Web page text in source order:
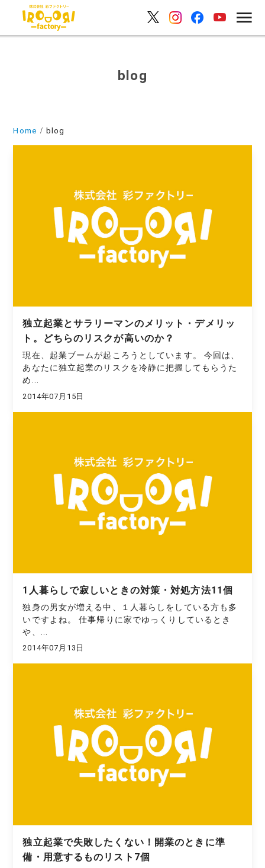
blog
Home blog
独立起業とサラリーマンのメリット・デメリッ
ト。どちらのリスクが高いのか？
現在、起業ブームが起ころうとしています。 今回は、
あなたに独立起業のリスクを冷静に把握してもらうた
め...
2014年07月15日
1人暮らしで寂しいときの対策・対処方法11個
独身の男女が増える中、１人暮らしをしている方も多
いですよね。 仕事帰りに家でゆっくりしているとき
や、...
2014年07月13日
独立起業で失敗したくない！開業のときに準
備・用意するものリスト7個